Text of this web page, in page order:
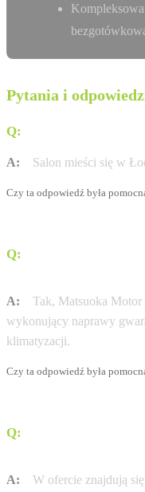
Pytania i
Q:
A: Salon mieści się w
Czy ta odpowiedź była
Q:
A:
Tak, Matsuoka
wykonujący naprawy
klimatyzacji.
Czy ta odpowiedź była
Q:
A:
W ofercie znajdują